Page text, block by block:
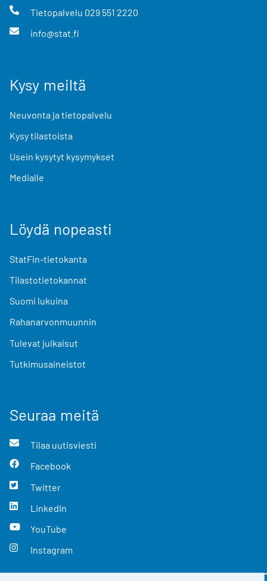
Tietopalvelu 029 551 2220
info@stat.fi
Kysy meiltä
Neuvonta ja tietopalvelu
Kysy tilastoista
Usein kysytyt kysymykset
Medialle
Löydä nopeasti
StatFin-tietokanta
Tilastotietokannat
Suomi lukuina
Rahanarvonmuunnin
Tulevat julkaisut
Tutkimusaineistot
Seuraa meitä
Tilaa uutisviesti
Facebook
Twitter
LinkedIn
YouTube
Instagram